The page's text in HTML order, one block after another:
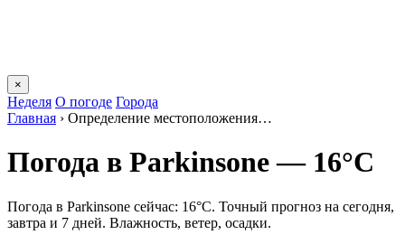
×
Неделя О погоде Города
Главная › Определение местоположения…
Погода в Parkinsonе — 16°C
Погода в Parkinsonе сейчас: 16°C. Точный прогноз на сегодня,
завтра и 7 дней. Влажность, ветер, осадки.